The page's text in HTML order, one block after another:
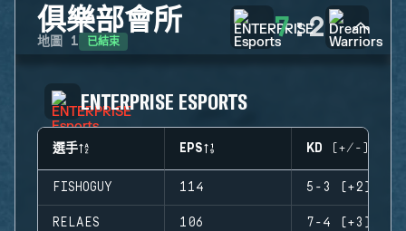
俱樂部會所
地圖 1 已結束 7:2
ENTERPRISE ESPORTS
選手 EPS KD (+/-)
FISHOGUY 114 5-3 (+2)
RELAES 106 7-4 (+3)